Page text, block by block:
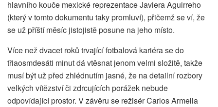
hlavního kouče mexické reprezentace Javiera Aguirreho
(který v tomto dokumentu taky promluví), přičemž se ví, že
se už příští měsíc jistojistě posune na jeho místo.
Více než dvacet roků trvající fotbalová kariéra se do
třiaosmdesáti minut dá vtěsnat jenom velmi složitě, takže
musí být už před zhlédnutím jasné, že na detailní rozbory
velkých vítězství či zdrcujících porážek nebude
odpovídající prostor. V závěru se režisér Carlos Armella